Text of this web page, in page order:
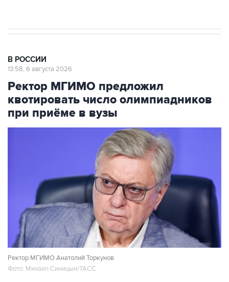
В РОССИИ
13:58, 6 августа 2026
Ректор МГИМО предложил
квотировать число олимпиадников
при приёме в вузы
Ректор МГИМО Анатолий Торкунов
Фото: Михаил Синицын/ТАСС